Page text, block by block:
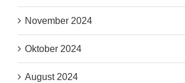
November 2024
Oktober 2024
August 2024